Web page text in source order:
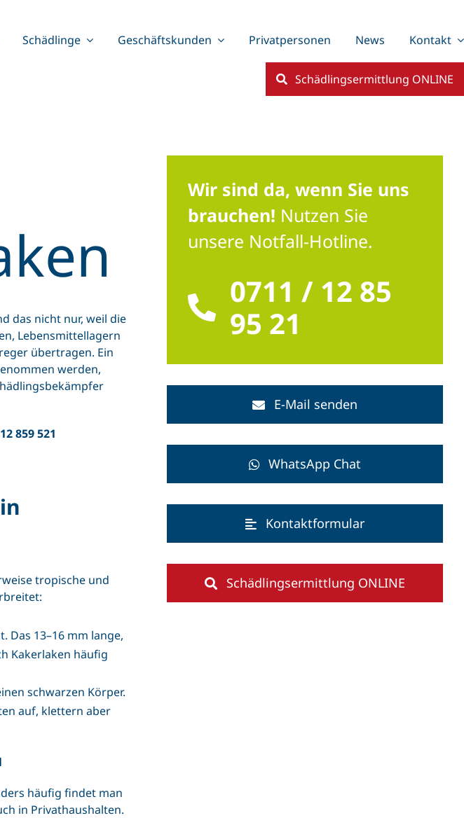
Schädlinge Geschäftskunden Privatpersonen News Kontakt
Schädlingsermittlung ONLINE
das nicht nur, weil die
Lebensmittellagern
übertragen. Ein
werden,
859 521
tropische und
Das 13–16 mm lange,
Kakerlaken häufig
schwarzen Körper.
auf, klettern aber
häufig findet man
in Privathaushalten.
Wir sind da, wenn Sie uns
brauchen! Nutzen Sie
unsere Notfall-Hotline.
0711 / 12 85
95 21
E-Mail senden
WhatsApp Chat
Kontaktformular
Schädlingsermittlung ONLINE